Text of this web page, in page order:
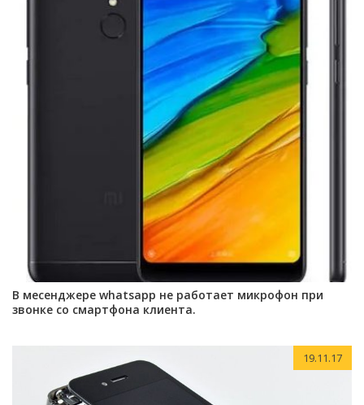
В месенджере whatsapp не работает микрофон при
звонке со смартфона клиента.
19.11.17